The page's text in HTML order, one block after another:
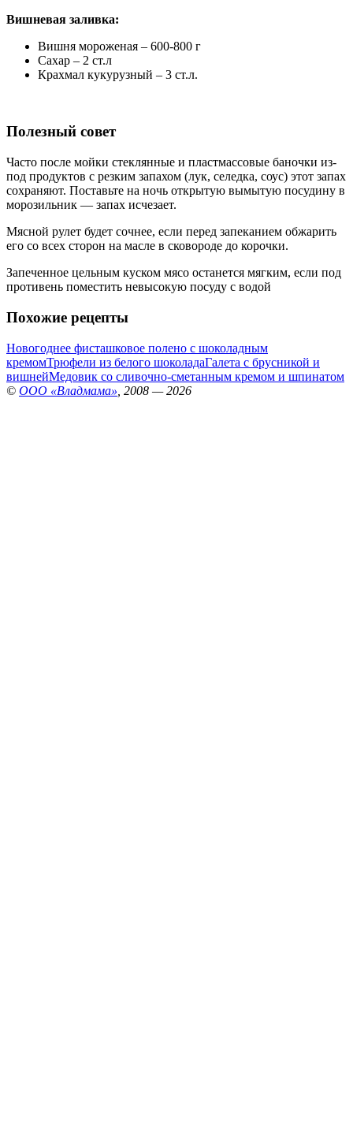
Вишневая заливка:
Вишня мороженая – 600-800 г
Сахар – 2 ст.л
Крахмал кукурузный – 3 ст.л.
Полезный совет
Часто после мойки стеклянные и пластмассовые баночки из-
под продуктов с резким запахом (лук, селедка, соус) этот запах
сохраняют. Поставьте на ночь открытую вымытую посудину в
морозильник — запах исчезает.
Мясной рулет будет сочнее, если перед запеканием обжарить
его со всех сторон на масле в сковороде до корочки.
Запеченное цельным куском мясо останется мягким, если под
противень поместить невысокую посуду с водой
Похожие рецепты
Новогоднее фисташковое полено с шоколадным
кремомТрюфели из белого шоколадаГалета с брусникой и
вишнейМедовик со сливочно-сметанным кремом и шпинатом
© ООО «Владмама» , 2008 — 2026